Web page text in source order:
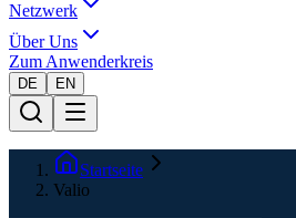
Netzwerk
Über Uns
Zum Anwenderkreis
DE EN
Startseite
Valio